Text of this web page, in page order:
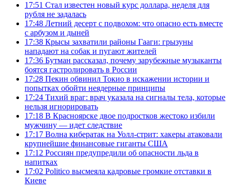
17:51 Стал известен новый курс доллара, неделя для
рубля не задалась
17:48 Летний десерт с подвохом: что опасно есть вместе
с арбузом и дыней
17:38 Крысы захватили районы Гааги: грызуны
нападают на собак и пугают жителей
17:36 Бутман рассказал, почему зарубежные музыканты
боятся гастролировать в России
17:28 Пекин обвинил Токио в искажении истории и
попытках обойти неядерные принципы
17:24 Тихий враг: врач указала на сигналы тела, которые
нельзя игнорировать
17:18 В Красноярске двое подростков жестоко избили
мужчину — идет следствие
17:17 Волна кибератак на Уолл-стрит: хакеры атаковали
крупнейшие финансовые гиганты США
17:12 Россиян предупредили об опасности льда в
напитках
17:02 Politico высмеяла кадровые громкие отставки в
Киеве